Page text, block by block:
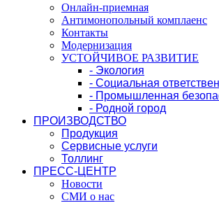
Онлайн-приемная
Антимонопольный комплаенс
Контакты
Модернизация
УСТОЙЧИВОЕ РАЗВИТИЕ
- Экология
- Социальная
- Промышленная
- Родной город
ПРОИЗВОДСТВО
Продукция
Сервисные услуги
Толлинг
ПРЕСС-ЦЕНТР
Новости
СМИ о нас